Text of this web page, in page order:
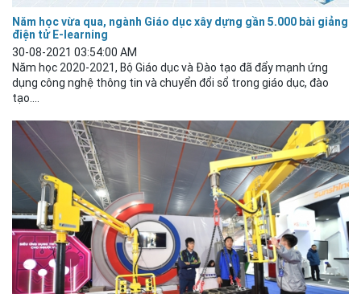
Năm học vừa qua, ngành Giáo dục xây dựng gần 5.000 bài giảng
điện tử E-learning
30-08-2021 03:54:00 AM
Năm học 2020-2021, Bộ Giáo dụcvà Đào tạo đã đẩy mạnh ứng
dụng công nghệ thông tin và chuyển đổi sổ trong giáo dục, đào
tạo....